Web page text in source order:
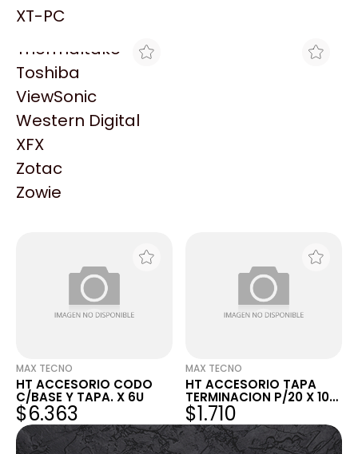
Solarmax
Thermaltake
Toshiba
ViewSonic
Western Digital
XFX
Zotac
Zowie
XT-PC
MAX TECNO
HT ACCESORIO TAPA
FINAL P/27X30 - X 25U
MAX TECNO
HT ACCESORIO CODO
C/BASE Y TAPA. X 6U
$6.363
MAX TECNO
HT ACCESORIO TAPA
TERMINACION P/20 X 10
MM - X25U
$1.710